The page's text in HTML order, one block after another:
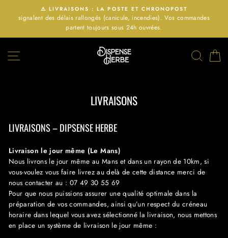
⚠️ LIVRAISONS : LA POSTE ET CHRONOPOST
signalent des délais rallongés (canicule, incendies). Vos commandes
partent toujours sous 24h ouvrées.
LIVRAISONS
LIVRAISONS – DIPSENSE HERBE
Livraison le jour même (Le Mans)
Nous livrons le jour même au Mans et dans un rayon de 10km, si
vous-voulez vous faire livrez au delà de cette distance merci de
nous contacter au : 07 49 30 55 69
Pour que nous puissions assurer une qualité optimale dans la
préparation de vos commandes, ainsi qu’un respect du créneau
horaire dans lequel vous avez sélectionné la livraison, nous mettons
en place un système de livraison le jour même :